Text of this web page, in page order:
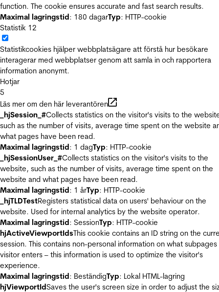
function. The cookie ensures accurate and fast search results.
Maximal lagringstid: 180 dagarTyp: HTTP-cookie
Statistik 12
Statistikcookies hjälper webbplatsägare att förstå hur besökare
interagerar med webbplatser genom att samla in och rapportera
information anonymt.
Hotjar
5
Läs mer om den här leverantören
_hjSession_#Collects statistics on the visitor's visits to the
such as the number of visits, average time spent on the website
what pages have been read.
Maximal lagringstid: 1 dagTyp: HTTP-cookie
_hjSessionUser_#Collects statistics on the visitor's visits to the
website, such as the number of visits, average time spent on the
website and what pages have been read.
Maximal lagringstid: 1 årTyp: HTTP-cookie
_hjTLDTestRegisters statistical data on users' behaviour on the
website. Used for internal analytics by the website operator.
Maximal lagringstid: SessionTyp: HTTP-cookie
hjActiveViewportIdsThis cookie contains an ID string on the
session. This contains non-personal information on what
visitor enters – this information is used to optimize the visitor's
experience.
Maximal lagringstid: BeständigTyp: Lokal HTML-lagring
hjViewportIdSaves the user's screen size in order to adjust the